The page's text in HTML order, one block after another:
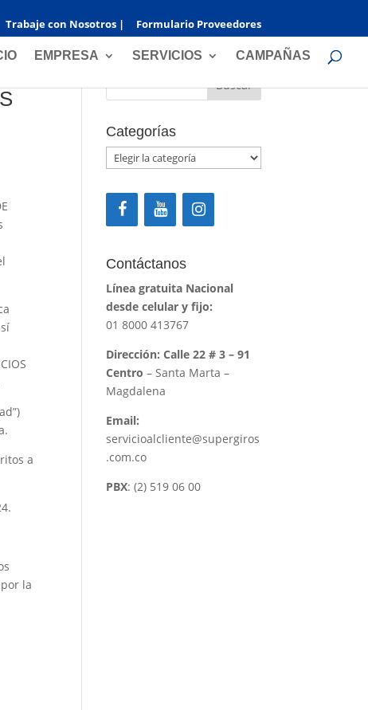
Trabaje con Nosotros | Formulario Proveedores
EMPRESA SERVICIOS CAMPAÑAS
a
la
Buscar
Categorías
Categorías
Contáctanos
Línea gratuita Nacional
desde celular y fijo:
01 8000 413767
Dirección: Calle 22 # 3 – 91
Centro– Santa Marta –
Magdalena
Email:
servicioalcliente@supergiros
.com.co
PBX: (2) 519 06 00